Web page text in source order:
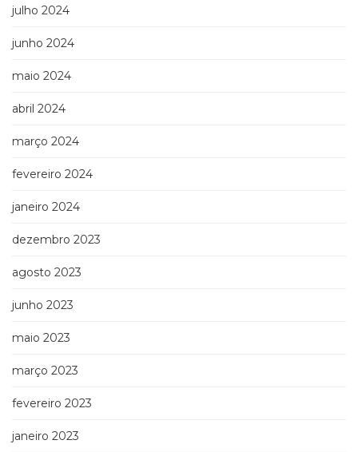
julho 2024
junho 2024
maio 2024
abril 2024
março 2024
fevereiro 2024
janeiro 2024
dezembro 2023
agosto 2023
junho 2023
maio 2023
março 2023
fevereiro 2023
janeiro 2023